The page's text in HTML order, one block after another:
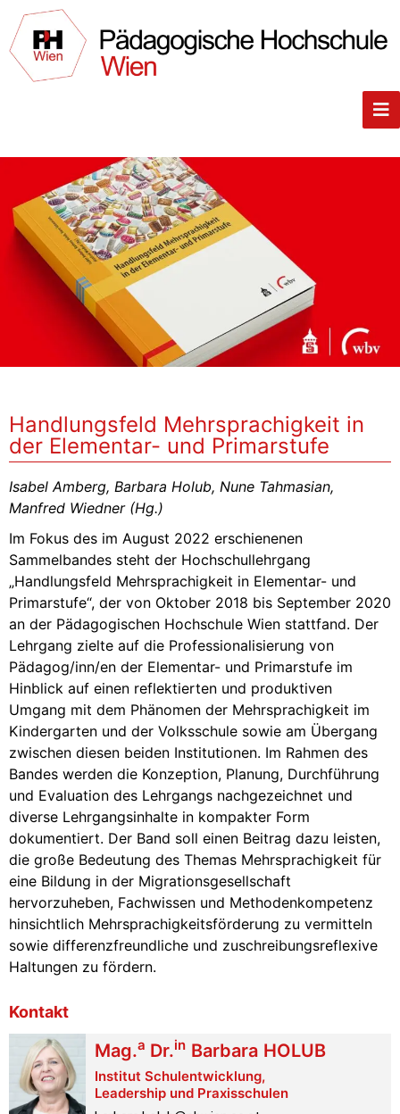
Handlungsfeld Mehrsprachigkeit in
der Elementar- und Primarstufe
Isabel Amberg, Barbara Holub, Nune Tahmasian,
Manfred Wiedner (Hg.)
Im Fokus des im August 2022 erschienenen
Sammelbandes steht der Hochschullehrgang
„Handlungsfeld Mehrsprachigkeit in Elementar- und
Primarstufe“, der von Oktober 2018 bis September 2020
an der Pädagogischen Hochschule Wien stattfand. Der
Lehrgang zielte auf die Professionalisierung von
Pädagog/inn/en der Elementar- und Primarstufe im
Hinblick auf einen reflektierten und produktiven
Umgang mit dem Phänomen der Mehrsprachigkeit im
Kindergarten und der Volksschule sowie am Übergang
zwischen diesen beiden Institutionen. Im Rahmen des
Bandes werden die Konzeption, Planung, Durchführung
und Evaluation des Lehrgangs nachgezeichnet und
diverse Lehrgangsinhalte in kompakter Form
dokumentiert. Der Band soll einen Beitrag dazu leisten,
die große Bedeutung des Themas Mehrsprachigkeit für
eine Bildung in der Migrationsgesellschaft
hervorzuheben, Fachwissen und Methodenkompetenz
hinsichtlich Mehrsprachigkeitsförderung zu vermitteln
sowie differenzfreundliche und zuschreibungsreflexive
Haltungen zu fördern.
Kontakt
Mag.a Dr.in Barbara HOLUB
Institut Schulentwicklung,
Leadership und Praxisschulen